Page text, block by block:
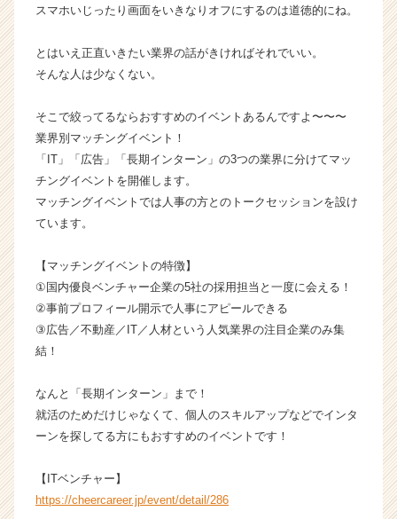
業
ら
カ
ト
が
届
く
就
ト
チ
ア
キ
（C
h
e
C
スマホいじったり画面をいきなりオフにするのは道徳的にね。
とはいえ正直いきたい業界の話がきければそれでいい。
そんな人は少なくない。
そこで絞ってるならおすすめのイベントあるんですよ〜〜〜
業界別マッチングイベント！
「IT」「広告」「長期インターン」の3つの業界に分けてマッ
チングイベントを開催します。
マッチングイベントでは人事の方とのトークセッションを設け
ています。
【マッチングイベントの特徴】
①国内優良ベンチャー企業の5社の採用担当と一度に会える！
②事前プロフィール開示で人事にアピールできる
③広告／不動産／IT／人材という人気業界の注目企業のみ集
結！
なんと「長期インターン」まで！
就活のためだけじゃなくて、個人のスキルアップなどでインタ
ーンを探してる方にもおすすめのイベントです！
【ITベンチャー】
https://cheercareer.jp/event/detail/286